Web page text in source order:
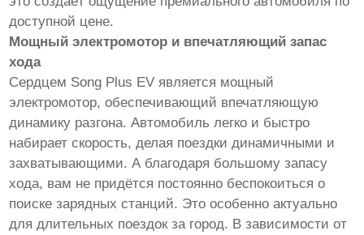
доступной цене.
Мощный электромотор и впечатляющий запас
хода
Сердцем Song Plus EV является мощный
электромотор, обеспечивающий впечатляющую
динамику разгона. Автомобиль легко и быстро
набирает скорость, делая поездки динамичными и
захватывающими. А благодаря большому запасу
хода, вам не придётся постоянно беспокоиться о
поиске зарядных станций. Это особенно актуально
для длительных поездок за город. В зависимости от